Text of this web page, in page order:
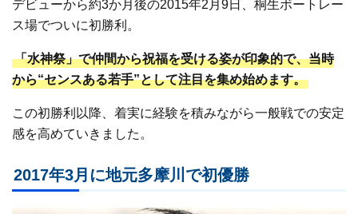
デビューから約3か月後の2015年2月9日、桐生ボートレー
ス場でついに初勝利。
「水神祭」で仲間から祝福を受ける姿が印象的で、当時
から“センスある若手”として注目を集め始めます。
この初勝利以降、着実に経験を積みながら一般戦での安定
感を高めていきました。
2017年3月に地元多摩川で初優勝